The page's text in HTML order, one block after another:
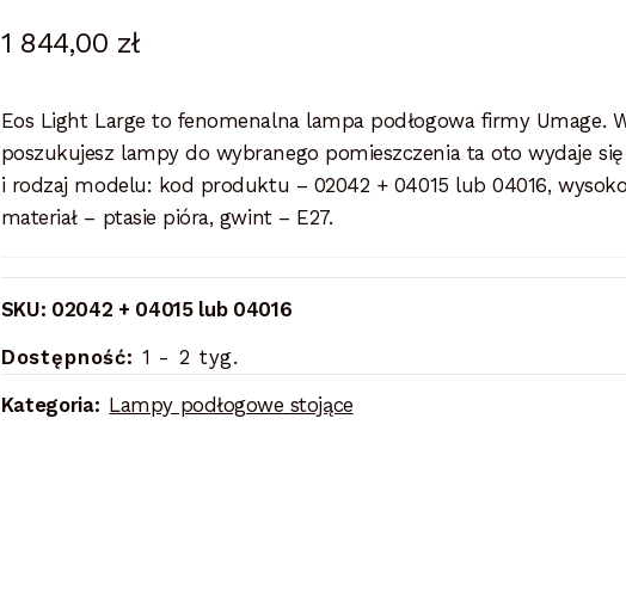
1 844,00 zł
Eos Light Large to fenomenalna lampa podłogowa firmy Umage.
poszukujesz lampy do wybranego pomieszczenia ta oto wydaje
i rodzaj modelu: kod produktu – 02042 + 04015 lub 04016,
materiał – ptasie pióra, gwint – E27.
SKU: 02042 + 04015 lub 04016
Dostępność: 1 - 2 tyg.
Kategoria: Lampy podłogowe stojące